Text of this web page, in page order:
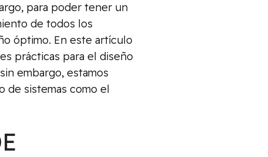
para poder tener un
de todos los
óptimo. En este artículo
prácticas para el diseño
embargo, estamos
de sistemas como el